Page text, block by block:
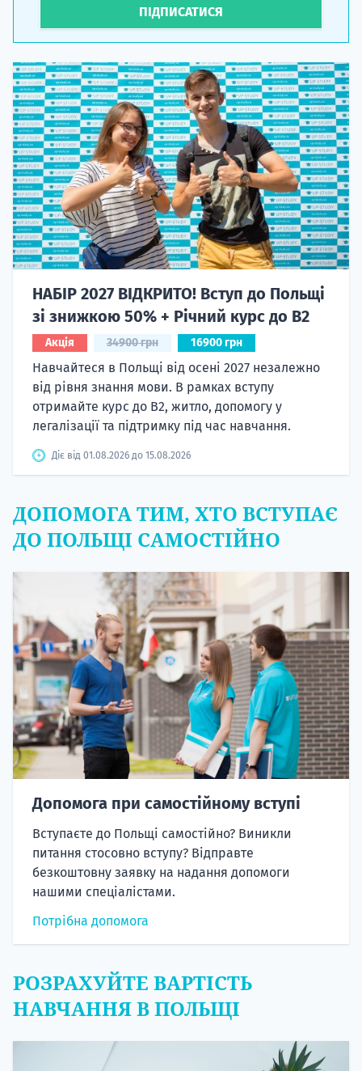
ПІДПИСАТИСЯ
НАБІР 2027 ВІДКРИТО! Вступ до Польщі
зі знижкою 50% + Річний курс до B2
Акція 34900 грн 16900 грн
Навчайтеся в Польщі від осені 2027 незалежно
від рівня знання мови. В рамках вступу
отримайте курс до B2, житло, допомогу у
легалізації та підтримку під час навчання.
Діє від 01.08.2026 до 15.08.2026
ДОПОМОГА ТИМ, ХТО ВСТУПАЄ
ДО ПОЛЬЩІ САМОСТІЙНО
Допомога при самостійному вступі
Вступаєте до Польщі самостійно? Виникли
питання стосовно вступу? Відправте
безкоштовну заявку на надання допомоги
нашими спеціалістами.
Потрібна допомога
РОЗРАХУЙТЕ ВАРТІСТЬ
НАВЧАННЯ В ПОЛЬЩІ